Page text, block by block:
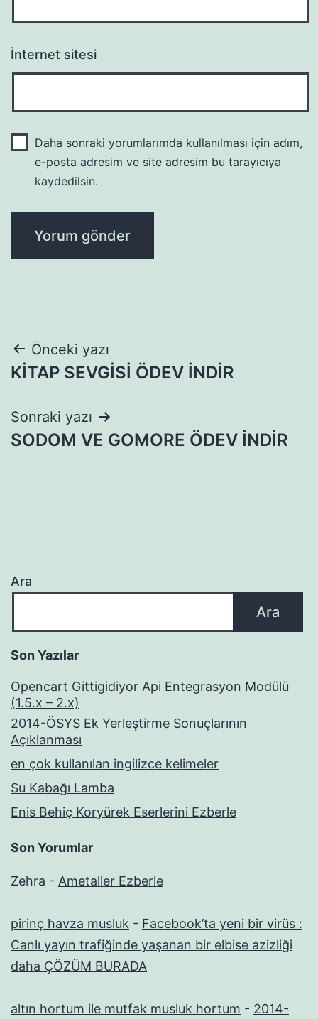
İnternet sitesi
Daha sonraki yorumlarımda kullanılması için adım,
e-posta adresim ve site adresim bu tarayıcıya
kaydedilsin.
Yazı
gezinmesi
Önceki yazı
KİTAP SEVGİSİ ÖDEV İNDİR
Sonraki yazı
SODOM VE GOMORE ÖDEV İNDİR
Ara
Ara
Son Yazılar
Opencart Gittigidiyor Api Entegrasyon Modülü
(1.5.x – 2.x)
2014-ÖSYS Ek Yerleştirme Sonuçlarının
Açıklanması
en çok kullanılan ingilizce kelimeler
Su Kabağı Lamba
Enis Behiç Koryürek Eserlerini Ezberle
Son Yorumlar
Zehra - Ametaller Ezberle
pirinç havza musluk - Facebook’ta yeni bir virüs :
Canlı yayın trafiğinde yaşanan bir elbise azizliği
daha ÇÖZÜM BURADA
altın hortum ile mutfak musluk hortum - 2014-